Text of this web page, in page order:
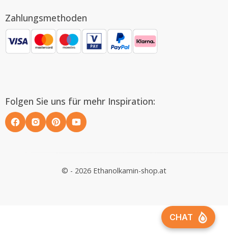
Zahlungsmethoden
Folgen Sie uns für mehr Inspiration:
© - 2026 Ethanolkamin-shop.at